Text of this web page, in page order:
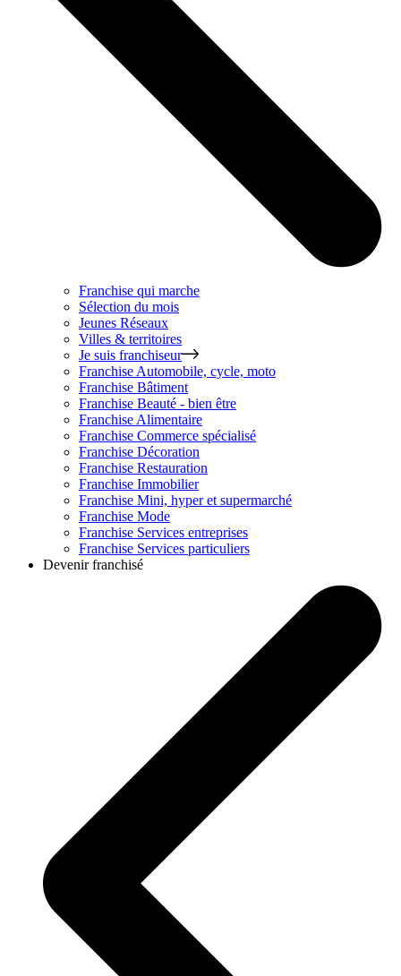
Franchise qui marche
Sélection du mois
Jeunes Réseaux
Villes & territoires
Je suis franchiseur
Franchise Automobile, cycle, moto
Franchise Bâtiment
Franchise Beauté - bien être
Franchise Alimentaire
Franchise Commerce spécialisé
Franchise Décoration
Franchise Restauration
Franchise Immobilier
Franchise Mini, hyper et supermarché
Franchise Mode
Franchise Services entreprises
Franchise Services particuliers
Devenir franchisé